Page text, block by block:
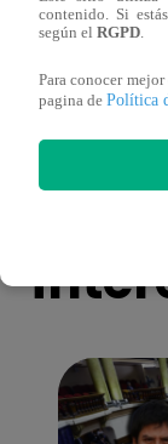
antes de
contenido. Si
según el RGPD
Para conocer
pagina de Política